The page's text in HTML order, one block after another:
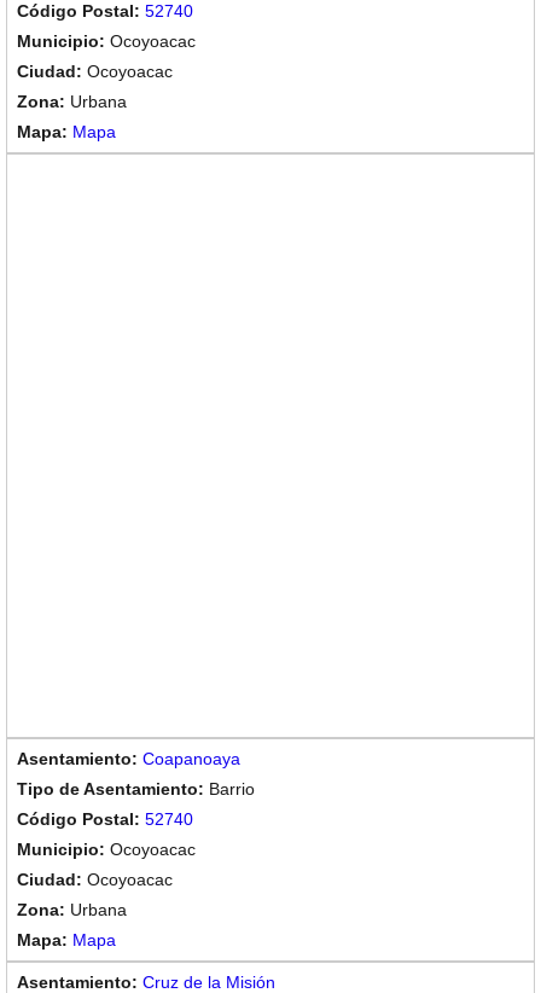
52740
Ocoyoacac
Ocoyoacac
Urbana
Mapa
Coapanoaya
Barrio
52740
Ocoyoacac
Ocoyoacac
Urbana
Mapa
Cruz de la Misión